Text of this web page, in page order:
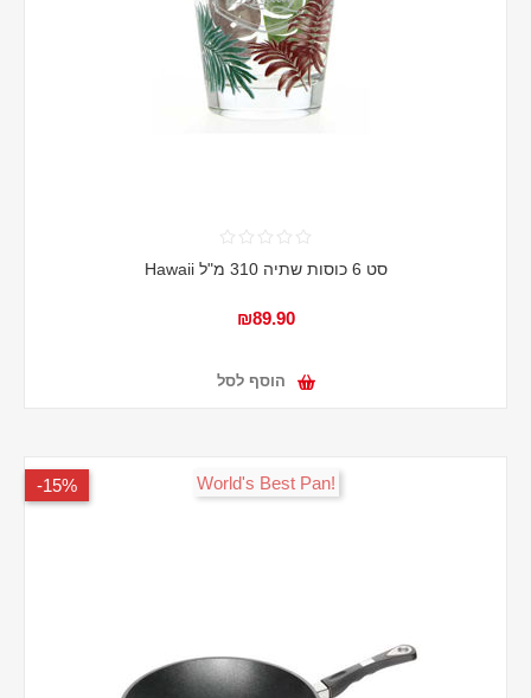
סט 6 כוסות שתיה 310 מ"ל Hawaii
₪89.90
הוסף לסל
15%- !World's Best Pan